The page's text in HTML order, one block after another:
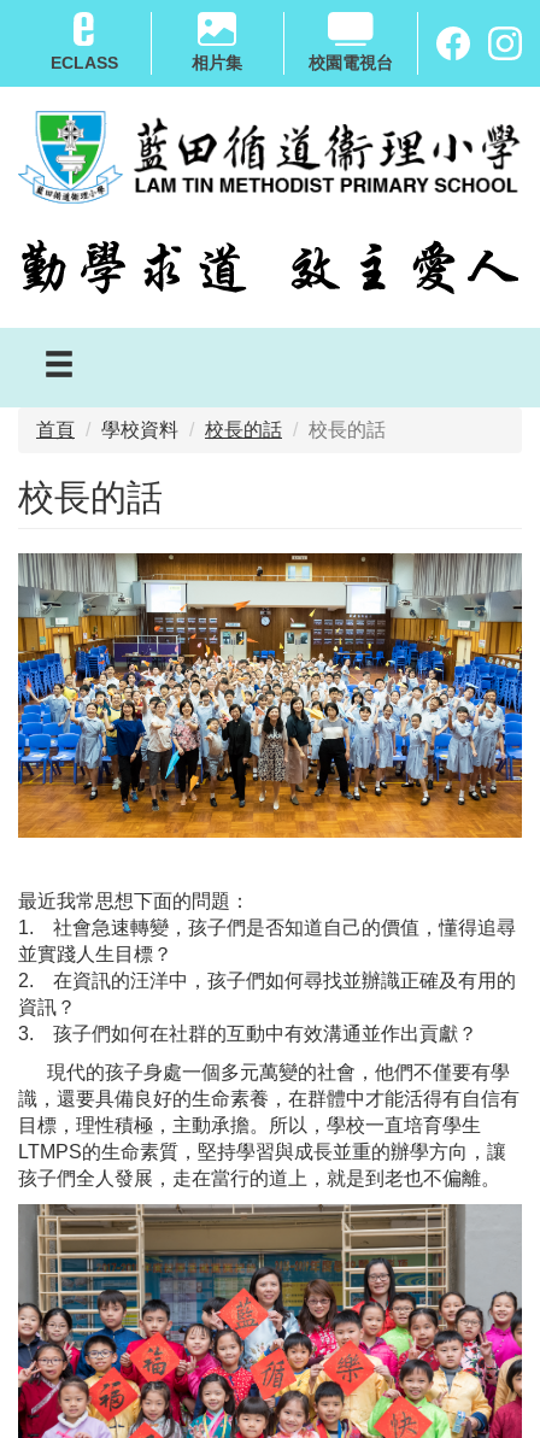
內
ECLASS 相片集 校園電視台
首頁 學校資料 校長的話 校長的話
校長的話
最近我常思想下面的問題：
1. 社會急速轉變，孩子們是否知道自己的價值，懂得追尋
並實踐人生目標？
2. 在資訊的汪洋中，孩子們如何尋找並辦識正確及有用的
資訊？
3. 孩子們如何在社群的互動中有效溝通並作出貢獻？
現代的孩子身處一個多元萬變的社會，他們不僅要有學
識，還要具備良好的生命素養，在群體中才能活得有自信有
目標，理性積極，主動承擔。所以，學校一直培育學生
LTMPS的生命素質，堅持學習與成長並重的辦學方向，讓
孩子們全人發展，走在當行的道上，就是到老也不偏離。